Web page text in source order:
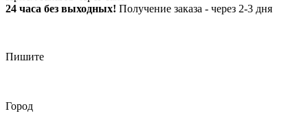
24 часа без выходных! Получение заказа - через 2-3 дня
Пишите
Город